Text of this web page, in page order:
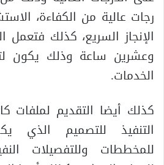
رجات عالية من الكفاءة،
الإنجاز السريع، كذلك فتعمل
وعشرين ساعة وذلك يكون
الخدمات.
كذلك أيضا التقديم لملفات
التنفيذ للتصميم الذي
للمخططات وللتفصيلات